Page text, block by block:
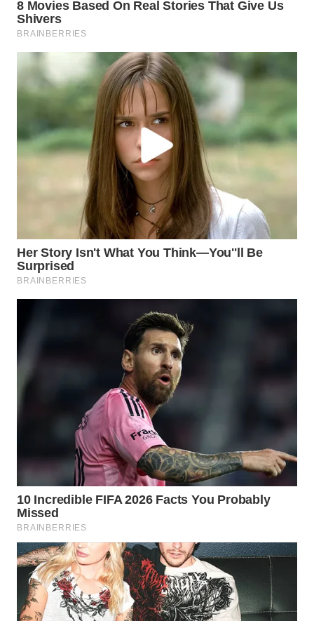
WN
WN
PRIANGAN
TIMUR
WN
WN
BOROBUDUR
SURABAYA
WN
WN
MANDALIKA
WN
LIKUPANG
WN